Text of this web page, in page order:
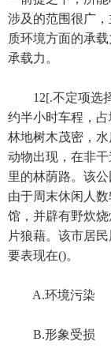
涉及的范围很广
质环境方面的承
承载力。
12[.不定项选择
约半小时车程，占
林地树木茂密，
动物出现，在非
里的林荫路。该
由于周末休闲人
馆，并辟有野炊
片狼藉。该市居
要表现在()。
A.环境污染
B.形象受损